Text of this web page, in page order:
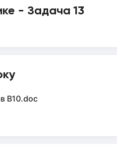
- Задача 13
B10.doc